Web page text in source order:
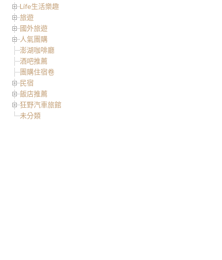
Life生活樂趣
旅遊
國外旅遊
人氣團購
澎湖咖啡廳
酒吧推薦
團購住宿卷
民宿
飯店推薦
狂野汽車旅館
未分類